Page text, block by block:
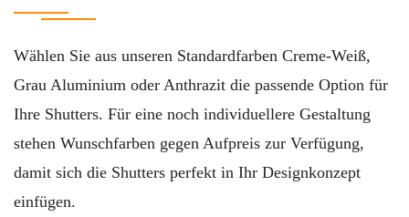
Wählen Sie aus unseren Standardfarben Creme-Weiß,
Grau Aluminium oder Anthrazit die passende Option für
Ihre Shutters. Für eine noch individuellere Gestaltung
stehen Wunschfarben gegen Aufpreis zur Verfügung,
damit sich die Shutters perfekt in Ihr Designkonzept
einfügen.